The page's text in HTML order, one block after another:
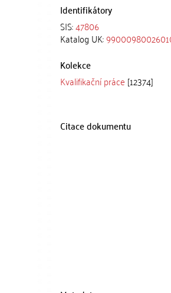
Identifikátory
SIS:47806
Katalog UK:
Kolekce
Kvalifikační práce [12374]
Citace dokumentu